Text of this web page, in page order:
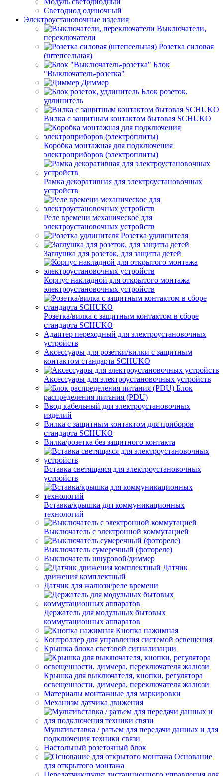
Модуль светодиодный
Светодиод одиночный
Электроустановочные изделия
Выключатели,
переключатели
Розетка силовая
(штепсельная)
Блок
"Выключатель-розетка"
Диммер
Блок розеток,
удлинитель
Вилка с защитным контактом бытовая SCHUKO
Коробка монтажная для подключения
электроприборов (электроплиты)
Рамка декоративная для электроустановочных
устройств
Реле времени механическое для
электроустановочных устройств
Розетка удлинителя
Заглушка для розеток, для защиты детей
Корпус накладной для открытого монтажа
электроустановочных устройств
Розетка/вилка с защитным контактом в сборе
стандарта SCHUKO
Адаптер переходный для электроустановочных
устройств
Аксессуары для розетки/вилки с защитным
контактом стандарта SCHUKO
Аксессуары для электроустановочных устройств
Блок
распределения питания (PDU)
Ввод кабельный для электроустановочных
изделий
Вилка с защитным контактом для приборов
стандарта SCHUKO
Вилка/розетка без защитного контакта
Вставка светящаяся для электроустановочных
устройств
Вставка/крышка для коммуникационных
технологий
Выключатель с электронной коммутацией
Выключатель сумеречный (фотореле)
Выключатель шнуровой/диммер
Датчик
движения комплектный
Датчик для жалюзи/реле времени
Держатель для модульных бытовых
коммутационных аппаратов
Кнопка нажимная
Контроллер для управления системой освещения
Крышка блока световой сигнализации
Крышка для выключателя, кнопки, регулятора
освещенности, диммера, переключателя жалюзи
Материалы монтажные для маркировки
Механизм датчика движения
Мультивставка / разъем для передачи данных и для
подключения техники связи
Настольный розеточный блок
Основание
для открытого монтажа
Передатчик/пульт дистанционного управления для